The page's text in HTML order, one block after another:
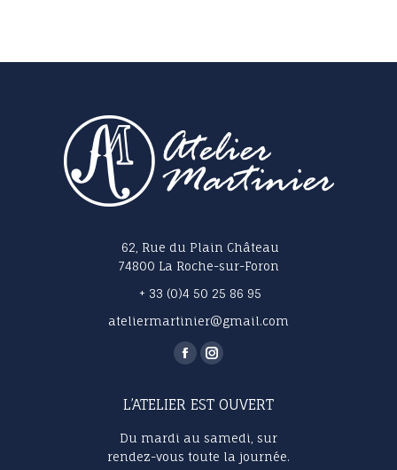
62, Rue du Plain Château
74800 La Roche-sur-Foron
+ 33 (0)4 50 25 86 95
ateliermartinier@gmail.com
La
Facebook
s'ouvre
dans
La
Instagram
s'ouvre
dans
L’ATELIER EST OUVERT
Du mardi au samedi, sur
rendez-vous toute la journée.